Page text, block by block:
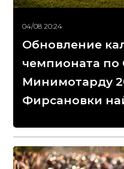
04/08 20:24
Обновление
чемпионата по
Минимотарду
Фирсановки